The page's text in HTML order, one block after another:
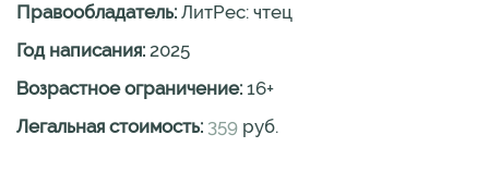
Правообладатель: ЛитРес: чтец
Год написания: 2025
Возрастное ограничение: 16+
Легальная стоимость: 359 руб.